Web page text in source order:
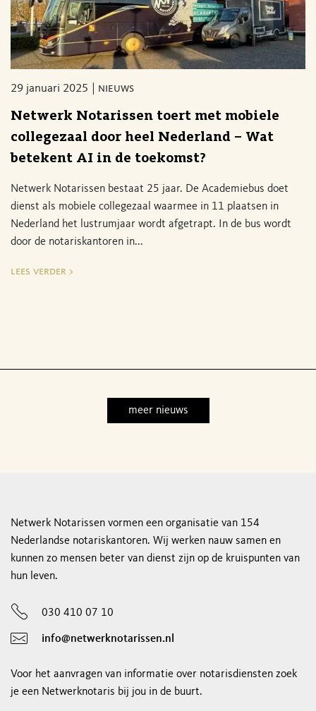
29 januari 2025 nieuws
Netwerk Notarissen toert met mobiele
collegezaal door heel Nederland – Wat
betekent AI in de toekomst?
Netwerk Notarissen bestaat 25 jaar. De Academiebus doet
dienst als mobiele collegezaal waarmee in 11 plaatsen in
Nederland het lustrumjaar wordt afgetrapt. In de bus wordt
door de notariskantoren in...
lees verder >
meer nieuws
Netwerk Notarissen vormen een organisatie van 154
Nederlandse notariskantoren. Wij werken nauw samen en
kunnen zo mensen beter van dienst zijn op de kruispunten van
hun leven.
030 410 07 10
info@netwerknotarissen.nl
Voor het aanvragen van informatie over notarisdiensten zoek
je een Netwerknotaris bij jou in de buurt.